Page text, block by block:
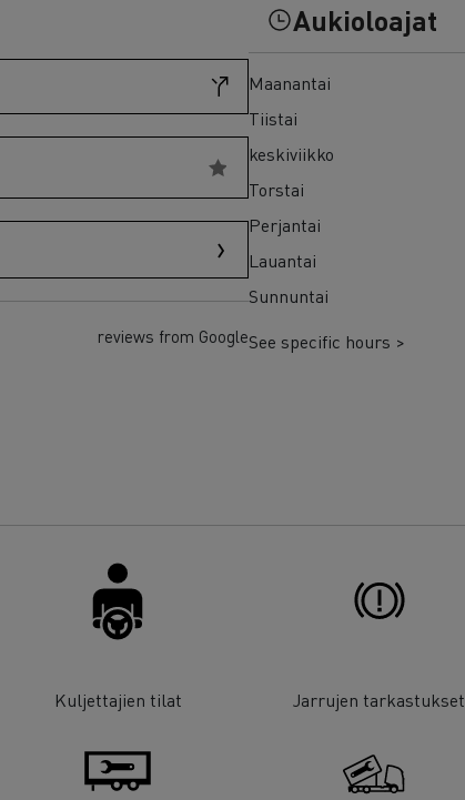
Sähkökuorma-auton rahoitus
reviews from Google
Aukioloajat
Maanantai
Tiistai
keskiviikko
Torstai
Perjantai
Lauantai
Sunnuntai
See specific hours >
Kuljettajien tilat Jarrujen tarkastukset